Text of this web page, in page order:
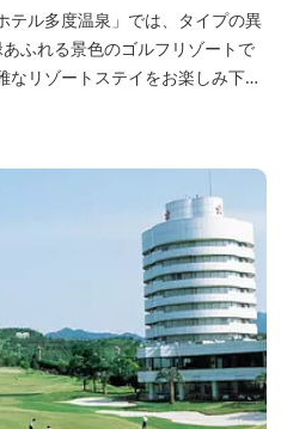
テル多度温泉」では、タイプの異
ふれる景色のゴルフリゾートで
リゾートステイをお楽しみ下さ